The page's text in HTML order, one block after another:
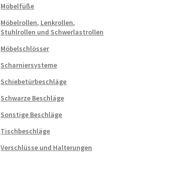
Möbelfüße
Möbelrollen, Lenkrollen,
Stuhlrollen und Schwerlastrollen
Möbelschlösser
Scharniersysteme
Schiebetürbeschläge
Schwarze Beschläge
Sonstige Beschläge
Tischbeschläge
Verschlüsse und Halterungen